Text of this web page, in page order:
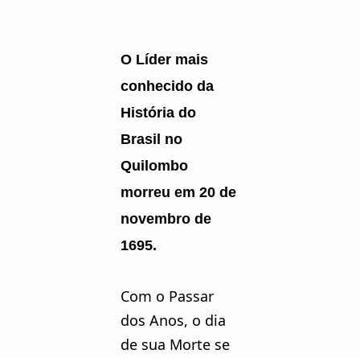
O Líder mais
conhecido da
História do
Brasil no
Quilombo
morreu em 20 de
novembro de
1695.
Com o Passar
dos Anos, o dia
de sua Morte se